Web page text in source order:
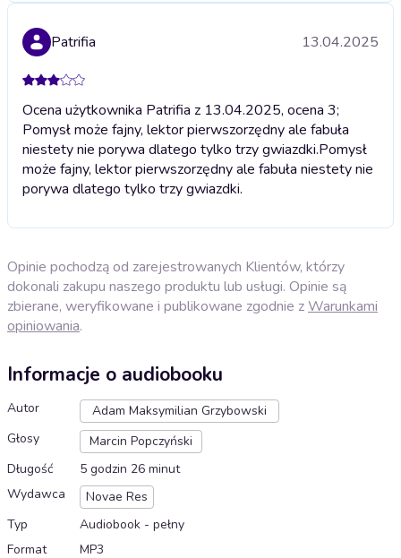
Patrifia 13.04.2025
Ocena użytkownika Patrifia z 13.04.2025, ocena 3;
Pomysł może fajny, lektor pierwszorzędny ale fabuła
niestety nie porywa dlatego tylko trzy gwiazdki.Pomysł
może fajny, lektor pierwszorzędny ale fabuła niestety nie
porywa dlatego tylko trzy gwiazdki.
Opinie pochodzą od zarejestrowanych Klientów, którzy
dokonali zakupu naszego produktu lub usługi. Opinie są
zbierane, weryfikowane i publikowane zgodnie zWarunkami
opiniowania.
Informacje o audiobooku
Autor
Adam Maksymilian Grzybowski
Głosy
Marcin Popczyński
Długość
5 godzin 26 minut
Wydawca
Novae Res
Typ
Audiobook - pełny
Format
MP3